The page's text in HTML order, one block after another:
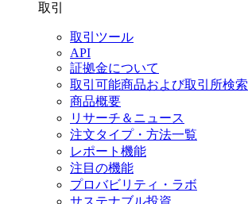
取引
取引ツール
API
証拠金について
取引可能商品および取引所検索
商品概要
リサーチ＆ニュース
注文タイプ・方法一覧
レポート機能
注目の機能
プロバビリティ・ラボ
サステナブル投資